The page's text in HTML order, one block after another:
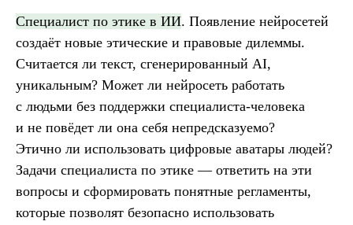
Специалист по этике в ИИ. Появление нейросетей
создаёт новые этические и правовые дилеммы.
Считается ли текст, сгенерированный AI,
уникальным? Может ли нейросеть работать
с людьми без поддержки специалиста-человека
и не повёдет ли она себя непредсказуемо?
Этично ли использовать цифровые аватары людей?
Задачи специалиста по этике — ответить на эти
вопросы и сформировать понятные регламенты,
которые позволят безопасно использовать